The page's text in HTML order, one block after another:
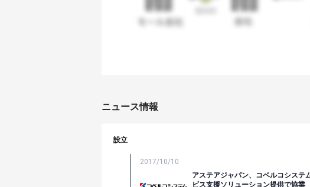
ニュース情報
設立
2017/10/10
アステアジャパン、コベルコシステ
ビス支援ソリューション提供で協業